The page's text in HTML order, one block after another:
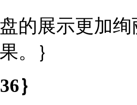
盘的展示更加
。｝
｝